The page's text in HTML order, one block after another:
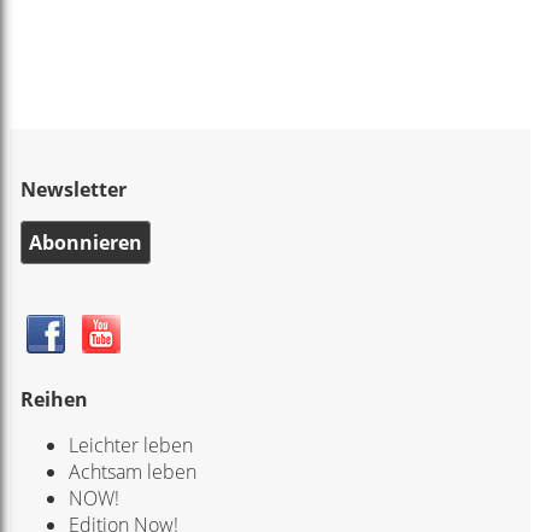
Newsletter
Abonnieren
Reihen
Leichter leben
Achtsam leben
NOW!
Edition Now!